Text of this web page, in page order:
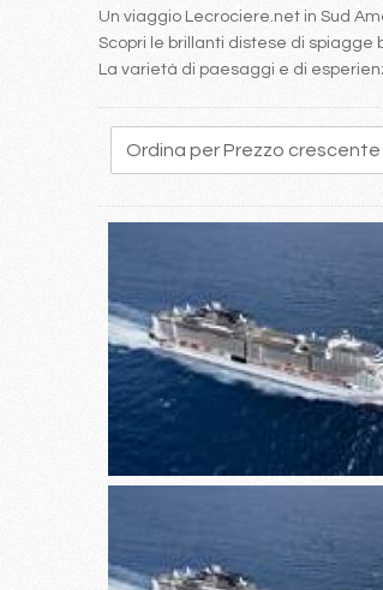
Un viaggio Lecrociere.net in Sud
Scopri le brillanti distese di spiagge
La varietà di paesaggi e di
1